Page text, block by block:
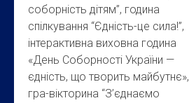
соборність дітям”, година
спілкування “Єдність-це сила!”,
інтерактивна виховна година
«День Соборності України —
єдність, що творить майбутнє»,
гра-вікторина “З’єднаємо